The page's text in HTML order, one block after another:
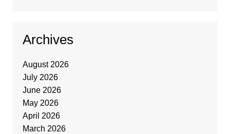
Archives
August 2026
July 2026
June 2026
May 2026
April 2026
March 2026